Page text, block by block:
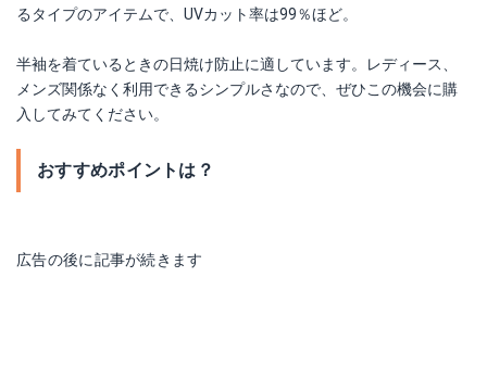
るタイプのアイテムで、UVカット率は99％ほど。
半袖を着ているときの日焼け防止に適しています。レディース、
メンズ関係なく利用できるシンプルさなので、ぜひこの機会に購
入してみてください。
おすすめポイントは？
広告の後に記事が続きます